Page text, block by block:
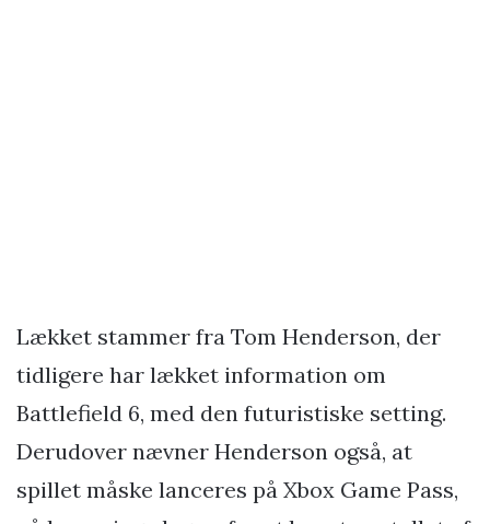
Lækket stammer fra Tom Henderson, der
tidligere har lækket information om
Battlefield 6, med den futuristiske setting.
Derudover nævner Henderson også, at
spillet måske lanceres på Xbox Game Pass,